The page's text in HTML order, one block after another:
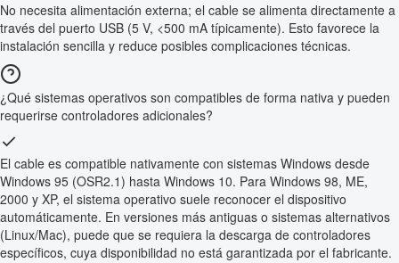
No necesita alimentación externa; el cable se alimenta directamente a
través del puerto USB (5 V, <500 mA típicamente). Esto favorece la
instalación sencilla y reduce posibles complicaciones técnicas.
¿Qué sistemas operativos son compatibles de forma nativa y pueden
requerirse controladores adicionales?
El cable es compatible nativamente con sistemas Windows desde
Windows 95 (OSR2.1) hasta Windows 10. Para Windows 98, ME,
2000 y XP, el sistema operativo suele reconocer el dispositivo
automáticamente. En versiones más antiguas o sistemas alternativos
(Linux/Mac), puede que se requiera la descarga de controladores
específicos, cuya disponibilidad no está garantizada por el fabricante.